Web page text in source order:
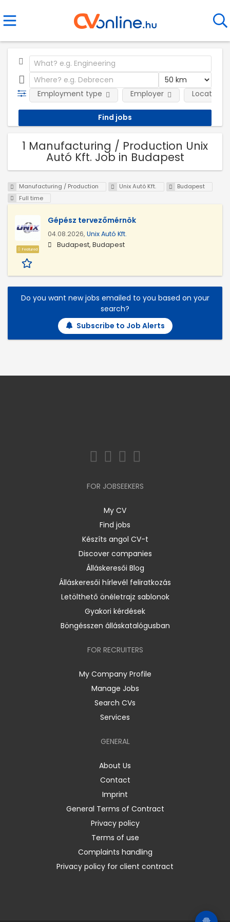
Employment type Employer Location
1 Manufacturing / Production Unix
Autó Kft. Job in Budapest
Manufacturing / Production Unix Autó Kft.
Budapest
Full time
Featured
Gépész tervezőmérnök
04.08.2026, Unix Autó Kft.
Budapest, Budapest
Do you want new jobs emailed to you based on your
search?
Subscribe to Job Alerts
FOR JOBSEEKERS
My CV
Find jobs
Készíts angol CV-t
Discover companies
Álláskeresői Blog
Álláskeresői hírlevél feliratkozás
Letölthető önéletrajz sablonok
Gyakori kérdések
Böngésszen álláskatalógusban
FOR RECRUITERS
My Company Profile
Manage Jobs
Search CVs
Services
GENERAL
About Us
Contact
Imprint
General Terms of Contract
Privacy policy
Terms of use
Complaints handling
Privacy policy for client contract